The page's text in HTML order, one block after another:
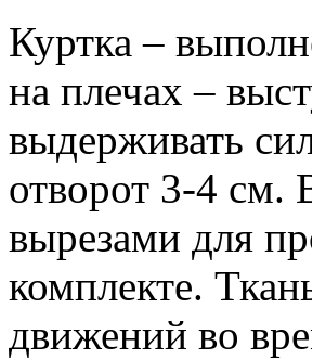
Куртка –
на плечах –
выдерживать
отворот 3-4 см.
вырезами для
комплекте.
движений во